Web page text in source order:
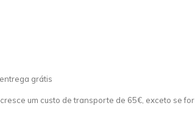
grátis
um custo de transporte de 65€, exceto se for